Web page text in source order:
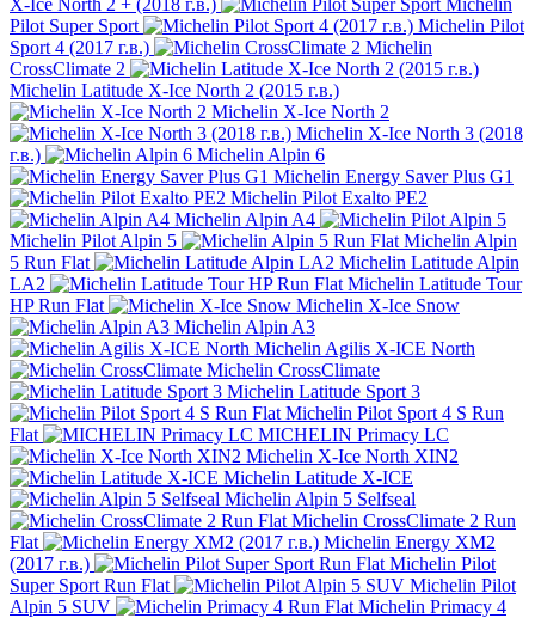
Pilot Super Sport
Michelin Pilot
Sport 4 (2017 г.в.)
Michelin
CrossClimate 2
Michelin Latitude X-Ice North 2 (2015 г.в.)
Michelin X-Ice North 2
Michelin X-Ice North 3 (2018
г.в.)
Michelin Alpin 6
Michelin Energy Saver Plus G1
Michelin Pilot Exalto PE2
Michelin Alpin A4
Michelin Pilot Alpin 5
Michelin Alpin
5 Run Flat
Michelin Latitude Alpin
LA2
Michelin Latitude Tour
HP Run Flat
Michelin X-Ice Snow
Michelin Alpin A3
Michelin Agilis X-ICE North
Michelin CrossClimate
Michelin Latitude Sport 3
Michelin Pilot Sport 4 S Run
Flat
MICHELIN Primacy LC
Michelin X-Ice North XIN2
Michelin Latitude X-ICE
Michelin Alpin 5 Selfseal
Michelin CrossClimate 2 Run
Flat
Michelin Energy XM2
(2017 г.в.)
Michelin Pilot
Super Sport Run Flat
Michelin Pilot
Alpin 5 SUV
Michelin Primacy 4